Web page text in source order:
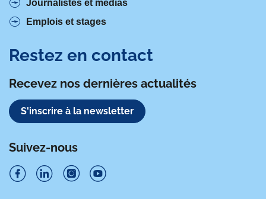
Journalistes et médias
Emplois et stages
Restez en contact
Recevez nos dernières actualités
S'inscrire à la newsletter
Suivez-nous